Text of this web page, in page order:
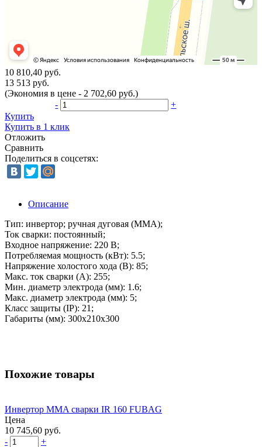
10 810,40 руб.
13 513 руб.
(Экономия в цене - 2 702,60 руб.)
-
+
Купить
Купить в 1 клик
Отложить
Сравнить
Поделиться в соцсетях:
Описание
Тип: инвертор; ручная дуговая (ММА);
Ток сварки: постоянный;
Входное напряжение: 220 В;
Потребляемая мощность (кВт): 5.5;
Напряжение холостого хода (В): 85;
Макс. ток сварки (А): 255;
Мин. диаметр электрода (мм): 1.6;
Макс. диаметр электрода (мм): 5;
Класс защиты (IP): 21;
Габариты (мм): 300x210x300
Похожие товары
Инвертор MMA сварки IR 160 FUBAG
Цена
10 745,60 руб.
-
+